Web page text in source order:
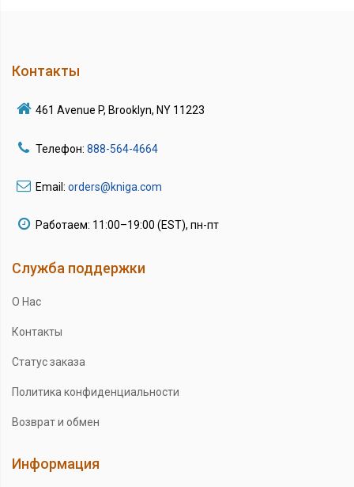
Контакты
461 Avenue P, Brooklyn, NY 11223
Телефон: 888-564-4664
Email: orders@kniga.com
Работаем: 11:00–19:00 (EST), пн-пт
Служба поддержки
О Нас
Контакты
Статус заказа
Политика конфиденциальности
Возврат и обмен
Информация